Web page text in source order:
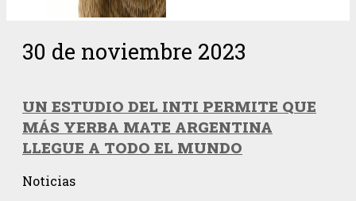
30 de noviembre 2023
UN ESTUDIO DEL INTI PERMITE QUE
MÁS YERBA MATE ARGENTINA
LLEGUE A TODO EL MUNDO
Noticias